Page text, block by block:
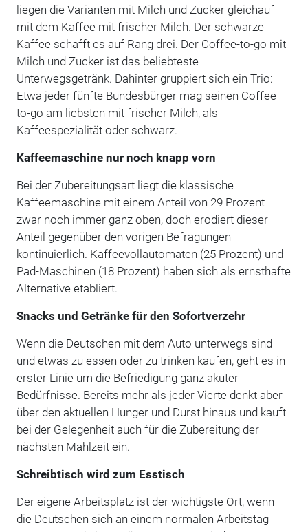
liegen die Varianten mit Milch und Zucker gleichauf
mit dem Kaffee mit frischer Milch. Der schwarze
Kaffee schafft es auf Rang drei. Der Coffee-to-go mit
Milch und Zucker ist das beliebteste
Unterwegsgetränk. Dahinter gruppiert sich ein Trio:
Etwa jeder fünfte Bundesbürger mag seinen Coffee-
to-go am liebsten mit frischer Milch, als
Kaffeespezialität oder schwarz.
Kaffeemaschine nur noch knapp vorn
Bei der Zubereitungsart liegt die klassische
Kaffeemaschine mit einem Anteil von 29 Prozent
zwar noch immer ganz oben, doch erodiert dieser
Anteil gegenüber den vorigen Befragungen
kontinuierlich. Kaffeevollautomaten (25 Prozent) und
Pad-Maschinen (18 Prozent) haben sich als ernsthafte
Alternative etabliert.
Snacks und Getränke für den Sofortverzehr
Wenn die Deutschen mit dem Auto unterwegs sind
und etwas zu essen oder zu trinken kaufen, geht es in
erster Linie um die Befriedigung ganz akuter
Bedürfnisse. Bereits mehr als jeder Vierte denkt aber
über den aktuellen Hunger und Durst hinaus und kauft
bei der Gelegenheit auch für die Zubereitung der
nächsten Mahlzeit ein.
Schreibtisch wird zum Esstisch
Der eigene Arbeitsplatz ist der wichtigste Ort, wenn
die Deutschen sich an einem normalen Arbeitstag